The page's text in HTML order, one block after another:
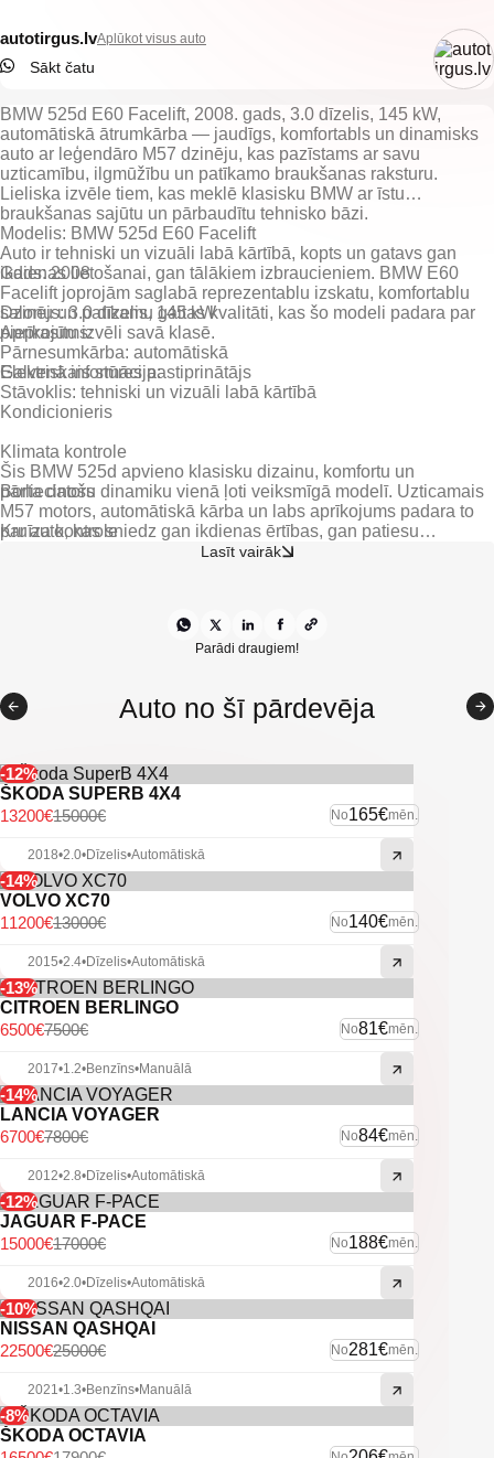
autotirgus.lvAplūkot visus auto
Sākt čatu
BMW 525d E60 Facelift, 2008. gads, 3.0 dīzelis, 145 kW,
automātiskā ātrumkārba — jaudīgs, komfortabls un dinamisks
auto ar leģendāro M57 dzinēju, kas pazīstams ar savu
uzticamību, ilgmūžību un patīkamo braukšanas raksturu.
Lieliska izvēle tiem, kas meklē klasisku BMW ar īstu
braukšanas sajūtu un pārbaudītu tehnisko bāzi.
Auto ir tehniski un vizuāli labā kārtībā, kopts un gatavs gan
ikdienas lietošanai, gan tālākiem izbraucieniem. BMW E60
Facelift joprojām saglabā reprezentablu izskatu, komfortablu
salonu un patīkamu gaitas kvalitāti, kas šo modeli padara par
pieprasītu izvēli savā klasē.
Modelis: BMW 525d E60 Facelift
Gads: 2008
Dzinējs: 3.0 dīzelis, 145 kW
Pārnesumkārba: automātiskā
Stāvoklis: tehniski un vizuāli labā kārtībā
Elektriskais stūres pastiprinātājs
Kondicionieris
Klimata kontrole
Borta dators
Kruīza kontrole
Parkošanās sensori aizmugurē
Lietus sensors
Šis BMW 525d apvieno klasisku dizainu, komfortu un
pārliecinošu dinamiku vienā ļoti veiksmīgā modelī. Uzticamais
M57 motors, automātiskā kārba un labs aprīkojums padara to
par auto, kas sniedz gan ikdienas ērtības, gan patiesu
Lasīt vairāk
Parādi draugiem!
Auto no šī pārdevēja
-12%
ŠKODA SUPERB 4X4
No165€mēn.
15000€
13200€
2018•2.0•Dīzelis•Automātiskā
-14%
VOLVO XC70
No140€mēn.
13000€
11200€
2015•2.4•Dīzelis•Automātiskā
-13%
CITROEN BERLINGO
No81€mēn.
7500€
6500€
2017•1.2•Benzīns•Manuālā
-14%
LANCIA VOYAGER
No84€mēn.
7800€
6700€
2012•2.8•Dīzelis•Automātiskā
-12%
JAGUAR F-PACE
No188€mēn.
17000€
15000€
2016•2.0•Dīzelis•Automātiskā
-10%
NISSAN QASHQAI
No281€mēn.
25000€
22500€
2021•1.3•Benzīns•Manuālā
-8%
ŠKODA OCTAVIA